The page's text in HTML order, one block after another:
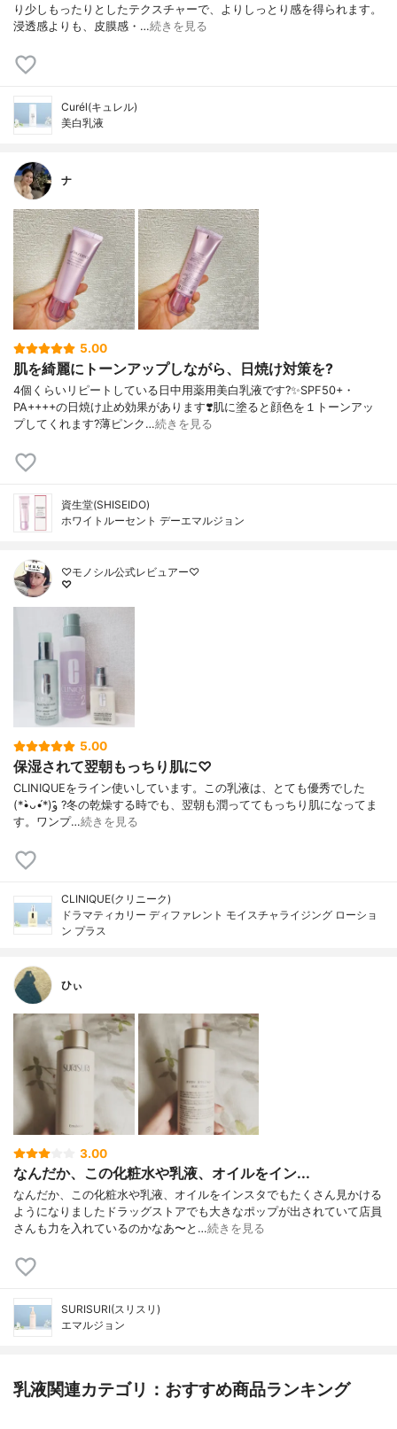
り少しもったりとしたテクスチャーで、よりしっとり感を得られます。
浸透感よりも、皮膜感・…続きを見る
Curél(キュレル)
美白乳液
ナ
5.00
肌を綺麗にトーンアップしながら、日焼け対策を?
4個くらいリピートしている日中用薬用美白乳液です?✨SPF50+・
PA++++の日焼け止め効果があります❣️肌に塗ると顔色を１トーンアッ
プしてくれます?薄ピンク…続きを見る
資生堂(SHISEIDO)
ホワイトルーセント デーエマルジョン
♡モノシル公式レビュアー♡
♡
5.00
保湿されて翌朝もっちり肌に♡
CLINIQUEをライン使いしています。この乳液は、とても優秀でした
(*•̀ᴗ•́*)و ̑̑?冬の乾燥する時でも、翌朝も潤っててもっちり肌になってま
す。ワンプ…続きを見る
CLINIQUE(クリニーク)
ドラマティカリー ディファレント モイスチャライジング ローショ
ン プラス
ひぃ
3.00
なんだか、この化粧水や乳液、オイルをイン...
なんだか、この化粧水や乳液、オイルをインスタでもたくさん見かける
ようになりましたドラッグストアでも大きなポップが出されていて店員
さんも力を入れているのかなあ〜と…続きを見る
SURISURI(スリスリ)
エマルジョン
乳液関連カテゴリ：おすすめ商品ランキング